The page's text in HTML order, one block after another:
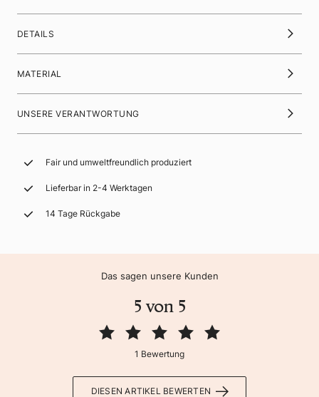
DETAILS
MATERIAL
UNSERE VERANTWORTUNG
Fair und umweltfreundlich produziert
Lieferbar in 2-4 Werktagen
14 Tage Rückgabe
Das sagen unsere Kunden
5 von 5
1 Bewertung
DIESEN ARTIKEL BEWERTEN